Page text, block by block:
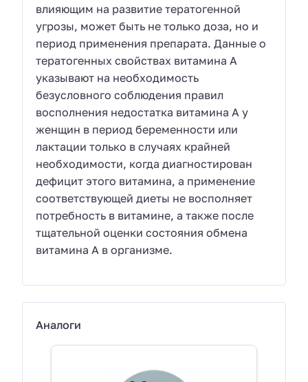
влияющим на развитие тератогенной
угрозы, может быть не только доза, но и
период применения препарата. Данные о
тератогенных свойствах витамина А
указывают на необходимость
безусловного соблюдения правил
восполнения недостатка витамина А у
женщин в период беременности или
лактации только в случаях крайней
необходимости, когда диагностирован
дефицит этого витамина, а применение
соответствующей диеты не восполняет
потребность в витамине, а также после
тщательной оценки состояния обмена
витамина А в организме.
Аналоги